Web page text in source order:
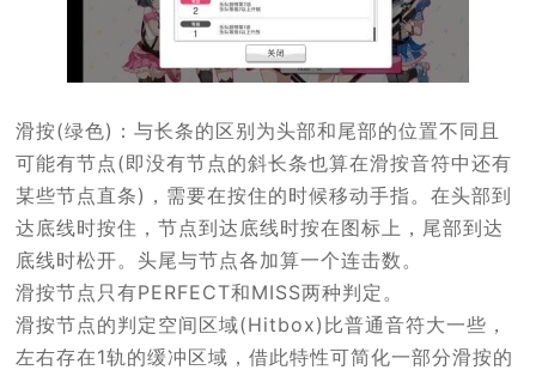
滑按(绿色)：与长条的区别为头部和尾部的位置不同且
可能有节点(即没有节点的斜长条也算在滑按音符中还有
某些节点直条)，需要在按住的时候移动手指。在头部到
达底线时按住，节点到达底线时按在图标上，尾部到达
底线时松开。头尾与节点各加算一个连击数。
滑按节点只有PERFECT和MISS两种判定。
滑按节点的判定空间区域(Hitbox)比普通音符大一些，
左右存在1轨的缓冲区域，借此特性可简化一部分滑按的